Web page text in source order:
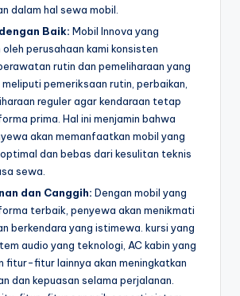
dalam hal sewa mobil.
Baik: Mobil Innova yang
perusahaan kami konsisten
rutin dan pemeliharaan yang
pemeriksaan rutin, perbaikan,
reguler agar kendaraan tetap
prima. Hal ini menjamin bahwa
akan memanfaatkan mobil yang
dan bebas dari kesulitan teknis
sewa.
dan Canggih: Dengan mobil yang
terbaik, penyewa akan menikmati
berkendara yang istimewa. kursi yang
audio yang teknologi, AC kabin yang
fitur-fitur lainnya akan meningkatkan
dan kepuasan selama perjalanan.